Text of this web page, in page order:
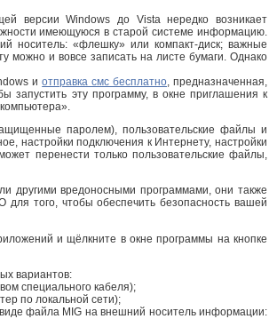
версии Windows до Vista нередко возникает
имеющуюся в старой системе информацию.
носитель: «флешку» или компакт-диск; важные
можно и вовсе записать на листе бумаги. Однако
иотправка смс бесплатно, предназначенная,
запустить эту программу, в окне приглашения к
паролем), пользовательские файлы и
настройки подключения к Интернету, настройки
перенести только пользовательские файлы,
другими вредоносными программами, они также
того, чтобы обеспечить безопасность вашей
и щёлкните в окне программы на кнопке
вариантов:
специального кабеля);
по локальной сети);
файла MIG на внешний носитель информации: